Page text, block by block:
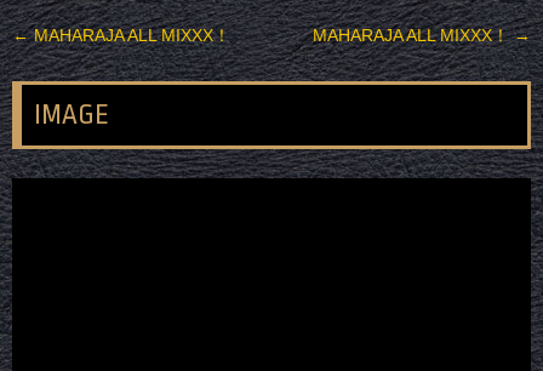
投稿ナビゲーション
←MAHARAJA ALL MIXXX！ MAHARAJA ALL MIXXX！→
IMAGE